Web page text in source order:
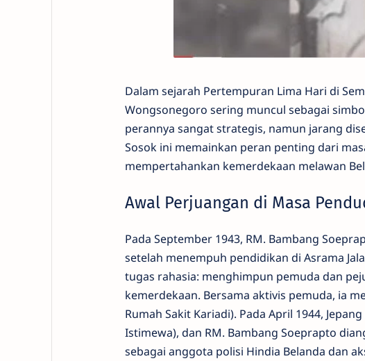
Dalam sejarah Pertempuran Lima Hari di
Wongsonegoro sering muncul sebagai
perannya sangat strategis, namun jarang
Sosok ini memainkan peran penting dari
mempertahankan kemerdekaan melawan
Awal Perjuangan di Masa
Pada September 1943, RM. Bambang
setelah menempuh pendidikan di Asrama
tugas rahasia: menghimpun pemuda dan
kemerdekaan. Bersama aktivis pemuda, ia
Rumah Sakit Kariadi). Pada April 1944,
Istimewa), dan RM. Bambang Soeprapto
sebagai anggota polisi Hindia Belanda dan